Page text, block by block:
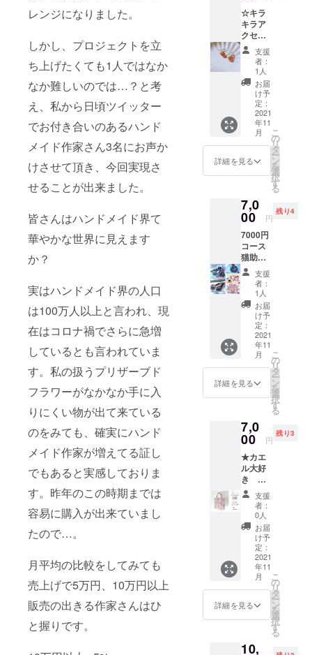
レンジになりました。
しかし、プロジェクトを立
ち上げたくても1人ではなか
なか難しいのでは…？と考
え、私から日頃ツイッター
でお付き合いのあるハンド
メイド作家さん3名にお声か
けさせて頂き、今回実現さ
せることが出来ました。
皆さんはハンドメイド界て
華やかな世界に見えます
か？
実はハンドメイド界の人口
は100万人以上と言われ、現
在はコロナ禍でさらに急増
しているとも言われていま
す。私の扱うプリザーブド
フラワーがなかなか手に入
りにくい物が出て来ている
のをみても、確実にハンド
メイド作家が増えてる証し
でもあると実感しておりま
す。昨年のこの時期までは
容易に購入が出来ていまし
たので…。
月平均の比較をしてみても
売上げで5万円、10万円以上
販売の出きる作家さんはひ
と握りです。
電話番
号)と指
定日、
配達希
望時間
とご自
身のお
名前、
ご住
所、お
電話番
号の明
記をお
しま
す。
とレジ
ンが変
色した
りベタ
つきが
出る場
合があ
るので
ご使用
しない
で下さ
いま
とつ手
作業で
ます。
お取り
扱いは
優しく
お願い
致しま
す。 天
然の物
を使用
してお
ります
ので、
型や大
きさが
違う場
ざいま
すの
了承下
さいま
せ。 消
費税込
み 配送
料金:込
み 配送
方法:郵
便局レ
ター
パック
配送予
定日:11
月より
順次配
送開始
トを融
合し い
つでも
どこで
もパ
ワース
トーン
の エネ
ルギー
を受け
る事が
できま
(^▽^)
／！ ク
ディン
グでの
新作で
す！ こ
の機会
にぜひ
•*¨*•.¸¸☆
温める
ことが
できま
す。カ
バーは
生地を
切り取
る場所
により
それぞ
れ雰囲
気が異
なりま
す。素
細は本
文をご
さい。
☆kerok
erodrop
Creem
a 店
500円お
値引き
券(3000
円以上
購入で
ご利用
す) 有効
期間：
2022年
11月末
日まで
（ご利
用可能
回数は1
回で
す） 消
費税:込
み 配送
料金:込
み 配送
方法:レ
ター
(日本郵
便) 配送
自宅の
玄関や
リビン
グなど
に飾る
ととて
も華や
ぎま
す。 ご
結婚式
場様…
店舗の
飾り
や、引
き出物
か？ 使
用花材
（白・
ピン
ク）、
イモー
テル、
スター
チス、
かすみ
草、紫
陽花
☆700円
お値引
き券 (フ
ラワー
円以上
購入で
頂けま
す) ☆お
値引き
券は商
品到着
後より
ご利用
が出来
ます。
直径:約
13.5cm
m 消費
税込み
配送方
☆キラ
キラア
クセサ
リーは
な☆ 天
然石ス
トロベ
リー
クォー
ツのピ
アス ご
自分用
やプレ
ゼント
にいか
か？ ス
トロベ
リー
クォー
ツ 女性
にとっ
ては最
高の守
り石の
一つ
で、愛
と美を
象徴す
る石で
す。 人
を愛す
る気持
増すサ
ポート
り、愛
を呼び
込む力
を高め
ます。
... 女性
ホルモ
ンの働
きを促
進し、
若さを
保つ石
とも言
われま
☆700円
き券
支援
者：
1人
お届
け予
定：
2021
年11
月
詳細を見る
こ
の
リ
タ
ー
ン
を
選
択
す
る
7,0
00 円
残り4
7000円
コース
猫助工
房ねこ
すけ リ
ターン
商品
☆happ
catcher
オルゴ
ナイト
DX2個
(ランダ
ム)
オルゴ
ナイ
ト"盾
(たて)"1
個 ペン
デュラ
ム型オ
ルゴナ
イト1個
☆700円
お値引
き券 (メ
ルカリ
で5000
円以上
購入で
ご利用
配送料
支援
者：
1人
お届
け予
定：
2021
年11
月
詳細を見る
こ
の
リ
タ
ー
ン
を
選
択
す
る
7,0
00 円
残り3
★カエ
ル大好
き ひ
ろ★ リ
ターン
商品 ☆
お礼状
☆エコ
バック
素敵な
バラ柄
のエコ
バック
です。
ハーフ
ブ生地
支援
者：
0人
お届
け予
定：
2021
年11
月
詳細を見る
こ
の
リ
タ
ー
ン
を
選
択
す
る
10,